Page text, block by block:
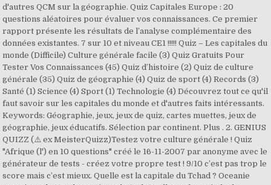
d'autres QCM sur la géographie. Quiz Capitales Europe : 20
questions aléatoires pour évaluer vos connaissances. Ce premier
rapport présente les résultats de l’analyse complémentaire des
données existantes. 7 sur 10 et niveau CE1 !!!!! Quiz – Les capitales du
monde (Difficile) Culture générale facile (3) Quiz Gratuits Pour
Tester Vos Connaissances (45) Quiz d’histoire (2) Quiz de culture
générale (35) Quiz de géographie (4) Quiz de sport (4) Records (3)
Santé (1) Science (4) Sport (1) Technologie (4) Découvrez tout ce qu'il
faut savoir sur les capitales du monde et d'autres faits intéressants.
Keywords: Géographie, jeux, jeux de quiz, cartes muettes, jeux de
géographie, jeux éducatifs. Sélection par continent. Plus . 2. GENIUS
QUIZZ (⚠️ ex MeisterQuizz)Testez votre culture générale ! Quiz
"Afrique (l') en 10 questions" créé le 16-11-2007 par anonyme avec le
générateur de tests - créez votre propre test ! 9/10 c’est pas trop le
score mais c’est mieux. Quelle est la capitale du Tchad ? Oceanie